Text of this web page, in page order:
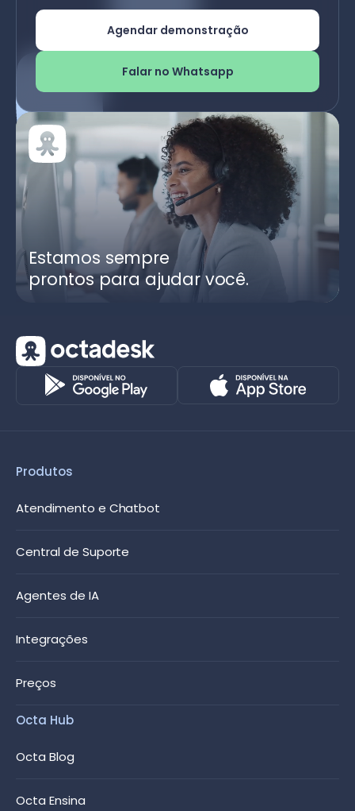
Agendar demonstração
Falar no Whatsapp
Estamos sempre
prontos para ajudar você.
Produtos
Atendimento e Chatbot
Central de Suporte
Agentes de IA
Integrações
Preços
Octa Hub
Octa Blog
Octa Ensina